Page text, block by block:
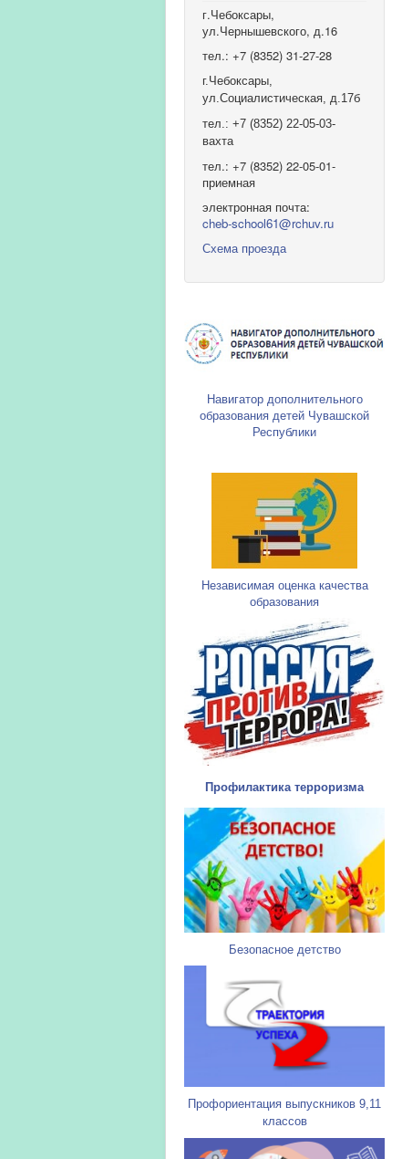
г.Чебоксары,
ул.Чернышевского, д.16
тел.: +7 (8352) 31-27-28
г.Чебоксары,
ул.Социалистическая, д.17б
тел.: +7 (8352) 22-05-03-
вахта
тел.: +7 (8352) 22-05-01-
приемная
электронная почта:
cheb-school61@rchuv.ru
Схема проезда
Навигатор дополнительного
образования детей Чувашской
Республики
Независимая оценка качества
образования
Профилактика терроризма
Безопасное детство
Профориентация выпускников 9,11
классов